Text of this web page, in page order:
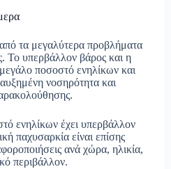
τα μεγαλύτερα προβλήματα
Το υπερβάλλον βάρος και η
ποσοστό ενηλίκων και
νοσηρότητα και
ενηλίκων έχει υπερβάλλον
παχυσαρκία είναι επίσης
ανά χώρα, ηλικία,
περιβάλλον.